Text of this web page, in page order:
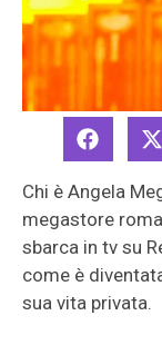
Chi è Angela
megastore
sbarca in tv su
come è
sua vita privata.